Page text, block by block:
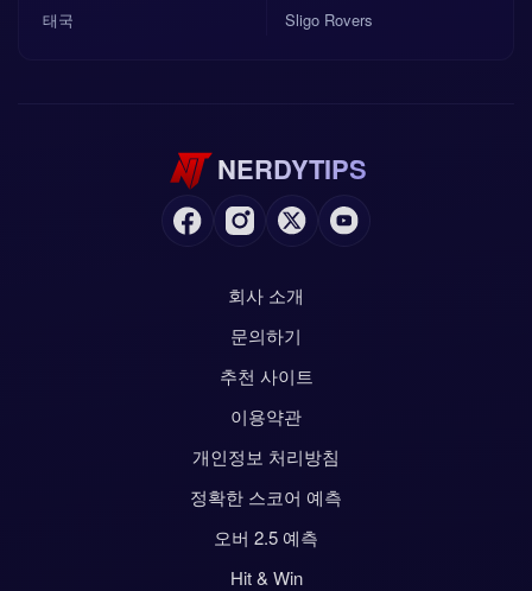
태국
Sligo Rovers
NERDYTIPS
회사 소개
문의하기
추천 사이트
이용약관
개인정보 처리방침
정확한 스코어 예측
오버 2.5 예측
Hit & Win